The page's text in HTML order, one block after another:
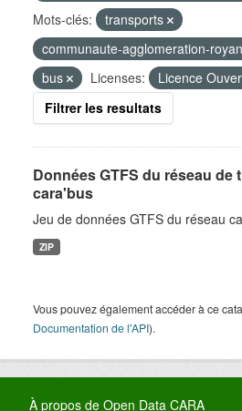
Mots-clés:
transports
communaute-agglomeration-
bus
Licenses:
Licence
Filtrer les resultats
Données GTFS du réseau
cara'bus
Jeu de données GTFS du réseau
ZIP
Vous pouvez également accéder à ce
Documentation de l'API).
À propos de Open Data CARA